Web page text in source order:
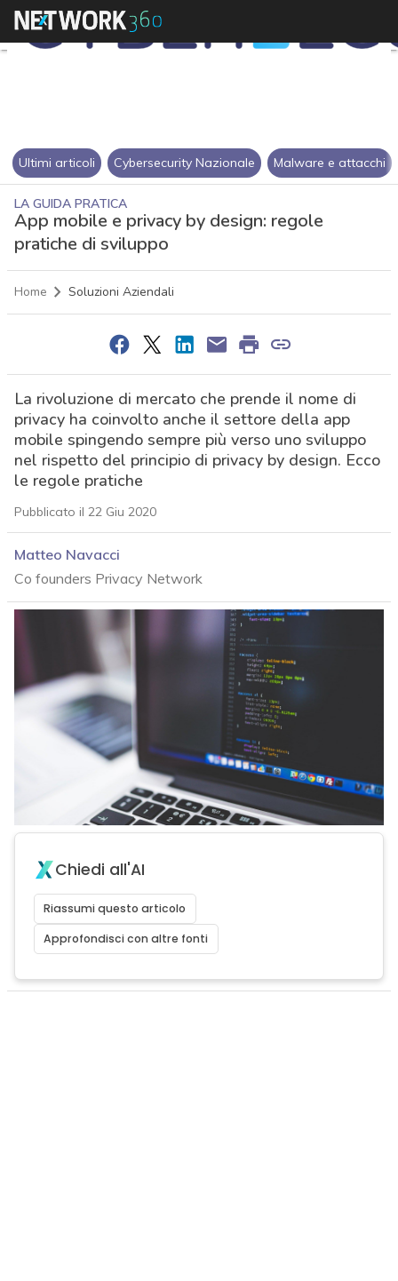
Ultimi articoli Cybersecurity Nazionale Malware e attacchi
LA GUIDA PRATICA
App mobile e privacy by design: regole
pratiche di sviluppo
Home Soluzioni Aziendali
La rivoluzione di mercato che prende il nome di
privacy ha coinvolto anche il settore della app
mobile spingendo sempre più verso uno sviluppo
nel rispetto del principio di privacy by design. Ecco
le regole pratiche
Pubblicato il 22 Giu 2020
Matteo Navacci
Co founders Privacy Network
Chiedi all'AI
Riassumi questo articolo
Approfondisci con altre fonti